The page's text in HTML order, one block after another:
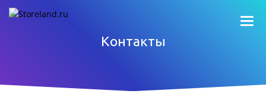
Контакты